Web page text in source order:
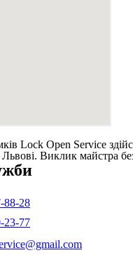
Lock Open Service
Львові. Виклик майстра
88-28
23-77